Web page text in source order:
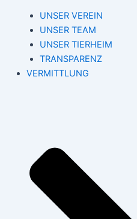
UNSER VEREIN
UNSER TEAM
UNSER TIERHEIM
TRANSPARENZ
VERMITTLUNG